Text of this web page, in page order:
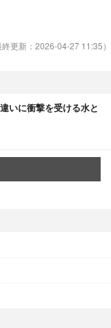
終更新：2026-04-27 11:35）
いに衝撃を受ける水と